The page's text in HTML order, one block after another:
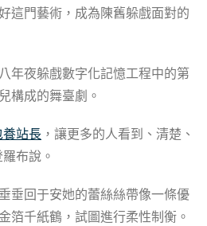
這門藝術，成為陳舊躲戲面對的
年夜躲戲數字化記憶工程中的第
構成的舞臺劇。
養站長 ，讓更多的人看到、清楚、
羅布說。
垂回于安她的蕾絲絲帶像一條優
箔千紙鶴，試圖進行柔性制衡。